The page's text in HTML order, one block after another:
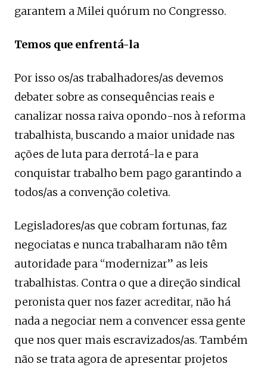
garantem a Milei quórum no Congresso.
Temos que enfrentá-la
Por isso os/as trabalhadores/as devemos
debater sobre as consequências reais e
canalizar nossa raiva opondo-nos à reforma
trabalhista, buscando a maior unidade nas
ações de luta para derrotá-la e para
conquistar trabalho bem pago garantindo a
todos/as a convenção coletiva.
Legisladores/as que cobram fortunas, faz
negociatas e nunca trabalharam não têm
autoridade para “modernizar” as leis
trabalhistas. Contra o que a direção sindical
peronista quer nos fazer acreditar, não há
nada a negociar nem a convencer essa gente
que nos quer mais escravizados/as. Também
não se trata agora de apresentar projetos